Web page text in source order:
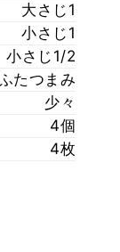
大さじ1
小さじ1
小さじ1/2
たつまみ
少々
4個
4枚